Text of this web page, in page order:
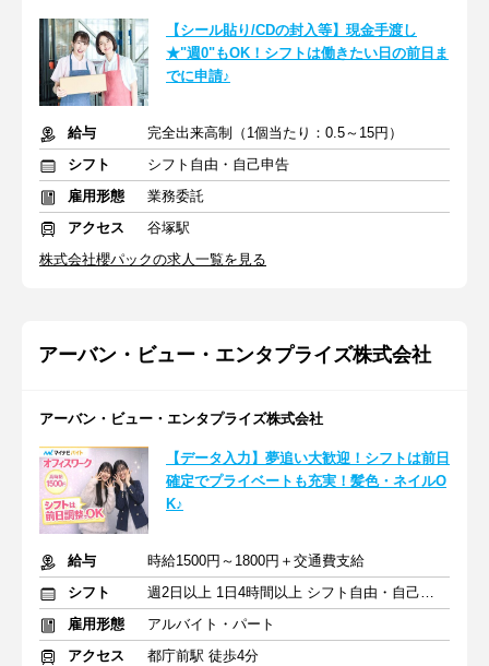
【シール貼り/CDの封入等】現金手渡し
★"週0"もOK！シフトは働きたい日の前日ま
でに申請♪
給与
完全出来高制（1個当たり：0.5～15円）
シフト
シフト自由・自己申告
雇用形態
業務委託
アクセス
谷塚駅
株式会社櫻パックの求人一覧を見る
アーバン・ビュー・エンタプライズ株式会社
アーバン・ビュー・エンタプライズ株式会社
【データ入力】夢追い大歓迎！シフトは前日
確定でプライベートも充実！髪色・ネイルO
K♪
給与
時給1500円～1800円＋交通費支給
シフト
週2日以上 1日4時間以上 シフト自由・自己申告
雇用形態
アルバイト・パート
アクセス
都庁前駅 徒歩4分